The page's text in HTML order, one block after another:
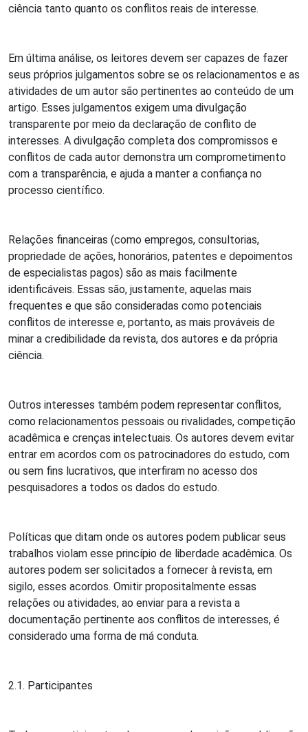
ciência tanto quanto os conflitos reais de interesse.
Em última análise, os leitores devem ser capazes de fazer
seus próprios julgamentos sobre se os relacionamentos e as
atividades de um autor são pertinentes ao conteúdo de um
artigo. Esses julgamentos exigem uma divulgação
transparente por meio da declaração de conflito de
interesses. A divulgação completa dos compromissos e
conflitos de cada autor demonstra um comprometimento
com a transparência, e ajuda a manter a confiança no
processo científico.
Relações financeiras (como empregos, consultorias,
propriedade de ações, honorários, patentes e depoimentos
de especialistas pagos) são as mais facilmente
identificáveis. Essas são, justamente, aquelas mais
frequentes e que são consideradas como potenciais
conflitos de interesse e, portanto, as mais prováveis de
minar a credibilidade da revista, dos autores e da própria
ciência.
Outros interesses também podem representar conflitos,
como relacionamentos pessoais ou rivalidades, competição
acadêmica e crenças intelectuais. Os autores devem evitar
entrar em acordos com os patrocinadores do estudo, com
ou sem fins lucrativos, que interfiram no acesso dos
pesquisadores a todos os dados do estudo.
Políticas que ditam onde os autores podem publicar seus
trabalhos violam esse princípio de liberdade acadêmica. Os
autores podem ser solicitados a fornecer à revista, em
sigilo, esses acordos. Omitir propositalmente essas
relações ou atividades, ao enviar para a revista a
documentação pertinente aos conflitos de interesses, é
considerado uma forma de má conduta.
2.1. Participantes